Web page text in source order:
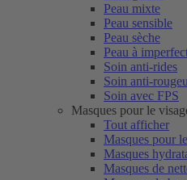
Peau mixte
Peau sensible
Peau sèche
Peau à
Soin anti-rides
Soin anti-
Soin avec FPS
Masques pour le
Tout afficher
Masques pour
Masques
Masques de